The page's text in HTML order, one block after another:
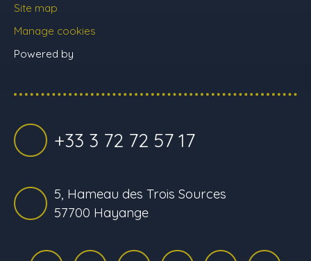
Site map
Manage cookies
Powered by
+33 3 72 72 57 17
5, Hameau des Trois Sources
57700 Hayange